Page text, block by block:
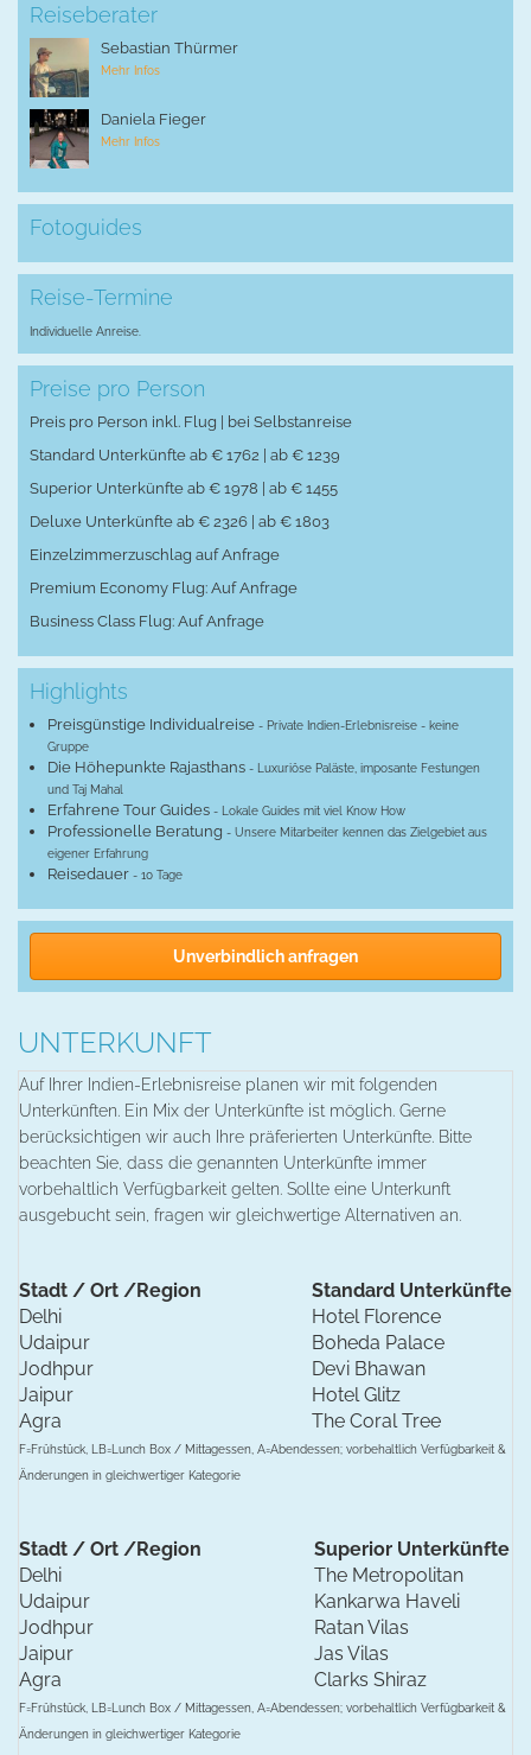
Reiseberater
Sebastian Thürmer
Mehr Infos
Daniela Fieger
Mehr Infos
Fotoguides
Reise-Termine
Individuelle Anreise.
Preise pro Person
Preis pro Person inkl. Flug | bei Selbstanreise
Standard Unterkünfte ab € 1762 | ab € 1239
Superior Unterkünfte ab € 1978 | ab € 1455
Deluxe Unterkünfte ab € 2326 | ab € 1803
Einzelzimmerzuschlag auf Anfrage
Premium Economy Flug: Auf Anfrage
Business Class Flug: Auf Anfrage
Highlights
Preisgünstige Individualreise - Private Indien-Erlebnisreise - keine
Gruppe
Die Höhepunkte Rajasthans - Luxuriöse Paläste, imposante Festungen
und Taj Mahal
Erfahrene Tour Guides - Lokale Guides mit viel Know How
Professionelle Beratung - Unsere Mitarbeiter kennen das Zielgebiet aus
eigener Erfahrung
Reisedauer - 10 Tage
Unverbindlich anfragen
UNTERKUNFT
Auf Ihrer Indien-Erlebnisreise planen wir mit folgenden
Unterkünften. Ein Mix der Unterkünfte ist möglich. Gerne
berücksichtigen wir auch Ihre präferierten Unterkünfte. Bitte
beachten Sie, dass die genannten Unterkünfte immer
vorbehaltlich Verfügbarkeit gelten. Sollte eine Unterkunft
ausgebucht sein, fragen wir gleichwertige Alternativen an.
Stadt / Ort /Region
Standard Unterkünfte
Delhi
Hotel Florence
Udaipur
Boheda Palace
Jodhpur
Devi Bhawan
Jaipur
Hotel Glitz
Agra
The Coral Tree
F=Frühstück, LB=Lunch Box / Mittagessen, A=Abendessen; vorbehaltlich Verfügbarkeit &
Änderungen in gleichwertiger Kategorie
Stadt / Ort /Region
Superior Unterkünfte
Delhi
The Metropolitan
Udaipur
Kankarwa Haveli
Jodhpur
Ratan Vilas
Jaipur
Jas Vilas
Agra
Clarks Shiraz
F=Frühstück, LB=Lunch Box / Mittagessen, A=Abendessen; vorbehaltlich Verfügbarkeit &
Änderungen in gleichwertiger Kategorie